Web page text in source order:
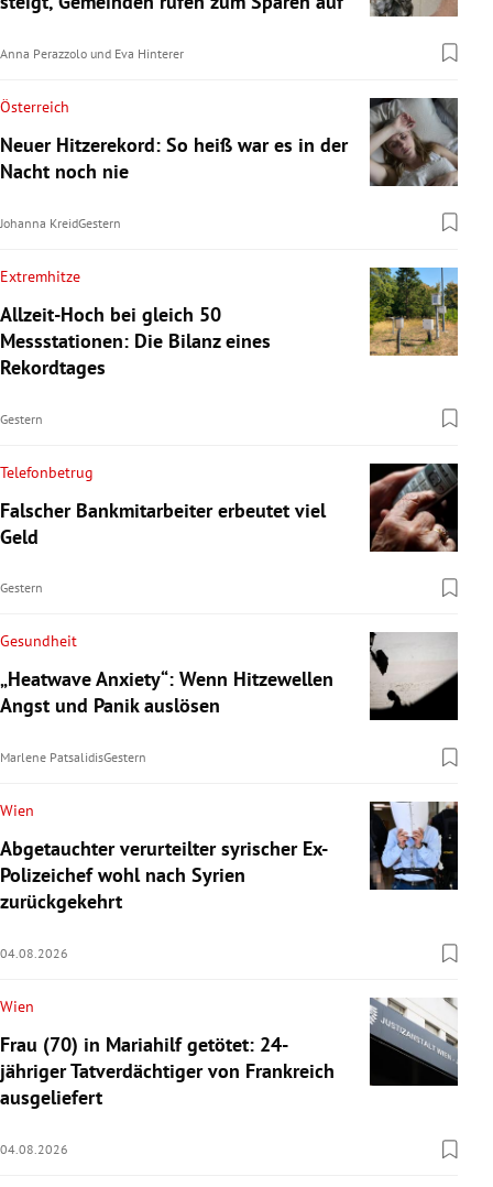
Anna Perazzolo und Eva Hinterer
Österreich
Neuer Hitzerekord: So heiß war es in der
Nacht noch nie
Johanna KreidGestern
Extremhitze
Allzeit-Hoch bei gleich 50
Messstationen: Die Bilanz eines
Rekordtages
Gestern
Telefonbetrug
Falscher Bankmitarbeiter erbeutet viel
Geld
Gestern
Gesundheit
„Heatwave Anxiety“: Wenn Hitzewellen
Angst und Panik auslösen
Marlene PatsalidisGestern
Wien
Abgetauchter verurteilter syrischer Ex-
Polizeichef wohl nach Syrien
zurückgekehrt
04.08.2026
Wien
Frau (70) in Mariahilf getötet: 24-
jähriger Tatverdächtiger von Frankreich
ausgeliefert
04.08.2026